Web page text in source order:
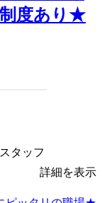
度あり★
タッフ
詳細を表示